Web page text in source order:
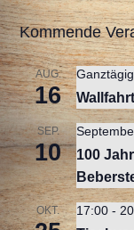
Kommende
AUG.
16
Ganztägig
SEP.
10
100
OKT. 17:00 -